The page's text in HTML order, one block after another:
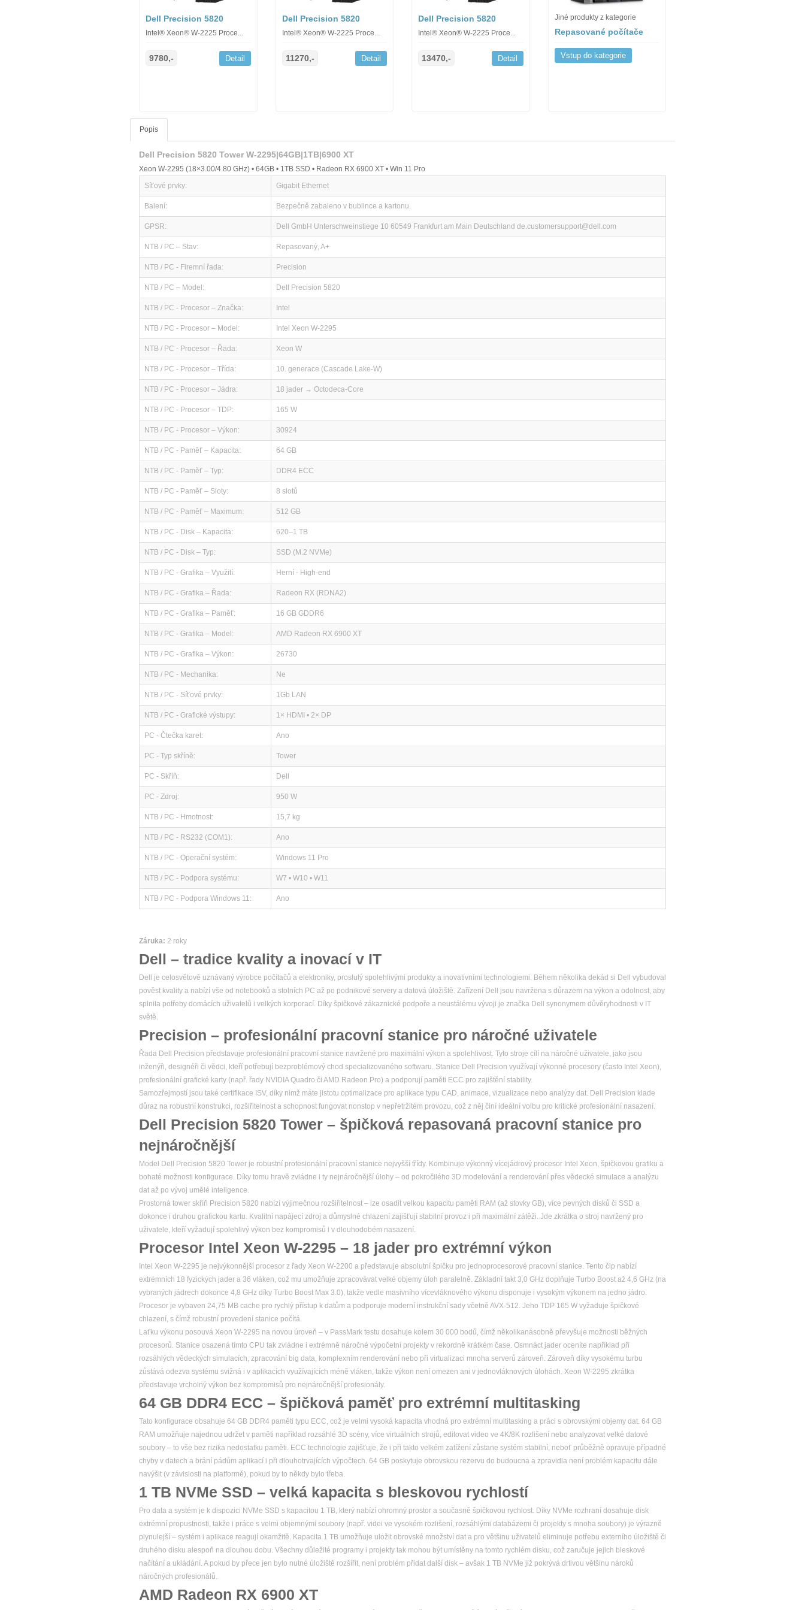
Dell Precision 5820
Intel® Xeon® W-2225 Proce...
9780,- Detail
Dell Precision 5820
Intel® Xeon® W-2225 Proce...
11270,- Detail
Dell Precision 5820
Intel® Xeon® W-2225 Proce...
13470,- Detail
Jiné produkty z kategorie
Repasované počítače
Vstup do kategorie
Popis
Dell Precision 5820 Tower W-2295|64GB|1TB|6900 XT
Xeon W-2295 (18×3.00/4.80 GHz) • 64GB • 1TB SSD • Radeon RX 6900 XT • Win 11 Pro
Síťové prvky:
Gigabit Ethernet
Balení: Bezpečně zabaleno v bublince a kartonu.
GPSR: Dell GmbH Unterschweinstiege 10 60549 Frankfurt am Main Deutschland de.customersupport@dell.com
NTB / PC – Stav: Repasovaný, A+
NTB / PC - Firemní řada: Precision
NTB / PC – Model: Dell Precision 5820
NTB / PC - Procesor – Značka: Intel
NTB / PC - Procesor – Model: Intel Xeon W-2295
NTB / PC - Procesor – Řada: Xeon W
NTB / PC - Procesor – Třída: 10. generace (Cascade Lake-W)
NTB / PC - Procesor – Jádra: 18 jader → Octodeca-Core
NTB / PC - Procesor – TDP: 165 W
NTB / PC - Procesor – Výkon: 30924
NTB / PC - Paměť – Kapacita: 64 GB
NTB / PC - Paměť – Typ: DDR4 ECC
NTB / PC - Paměť – Sloty: 8 slotů
NTB / PC - Paměť – Maximum: 512 GB
NTB / PC - Disk – Kapacita: 620–1 TB
NTB / PC - Disk – Typ: SSD (M.2 NVMe)
NTB / PC - Grafika – Využití: Herní - High-end
NTB / PC - Grafika – Řada: Radeon RX (RDNA2)
NTB / PC - Grafika – Paměť: 16 GB GDDR6
NTB / PC - Grafika – Model: AMD Radeon RX 6900 XT
NTB / PC - Grafika – Výkon: 26730
NTB / PC - Mechanika: Ne
NTB / PC - Síťové prvky: 1Gb LAN
NTB / PC - Grafické výstupy: 1× HDMI • 2× DP
PC - Čtečka karet: Ano
PC - Typ skříně: Tower
PC - Skříň: Dell
PC - Zdroj: 950 W
NTB / PC - Hmotnost: 15,7 kg
NTB / PC - RS232 (COM1): Ano
NTB / PC - Operační systém: Windows 11 Pro
NTB / PC - Podpora systému: W7 • W10 • W11
NTB / PC - Podpora Windows 11: Ano
Záruka: 2 roky
Dell – tradice kvality a inovací v IT
Dell je celosvětově uznávaný výrobce počítačů a elektroniky, proslulý spolehlivými produkty a inovativními technologiemi. Během několika dekád si Dell vybudoval
pověst kvality a nabízí vše od notebooků a stolních PC až po podnikové servery a datová úložiště. Zařízení Dell jsou navržena s důrazem na výkon a odolnost, aby
splnila potřeby domácích uživatelů i velkých korporací. Díky špičkové zákaznické podpoře a neustálému vývoji je značka Dell synonymem důvěryhodnosti v IT
světě.
Precision – profesionální pracovní stanice pro náročné uživatele
Řada Dell Precision představuje profesionální pracovní stanice navržené pro maximální výkon a spolehlivost. Tyto stroje cílí na náročné uživatele, jako jsou
inženýři, designéři či vědci, kteří potřebují bezproblémový chod specializovaného softwaru. Stanice Dell Precision využívají výkonné procesory (často Intel Xeon),
profesionální grafické karty (např. řady NVIDIA Quadro či AMD Radeon Pro) a podporují paměti ECC pro zajištění stability.
Samozřejmostí jsou také certifikace ISV, díky nimž máte jistotu optimalizace pro aplikace typu CAD, animace, vizualizace nebo analýzy dat. Dell Precision klade
důraz na robustní konstrukci, rozšiřitelnost a schopnost fungovat nonstop v nepřetržitém provozu, což z něj činí ideální volbu pro kritické profesionální nasazení.
Dell Precision 5820 Tower – špičková repasovaná pracovní stanice pro
nejnáročnější
Model Dell Precision 5820 Tower je robustní profesionální pracovní stanice nejvyšší třídy. Kombinuje výkonný vícejádrový procesor Intel Xeon, špičkovou grafiku a
bohaté možnosti konfigurace. Díky tomu hravě zvládne i ty nejnáročnější úlohy – od pokročilého 3D modelování a renderování přes vědecké simulace a analýzu
dat až po vývoj umělé inteligence.
Prostorná tower skříň Precision 5820 nabízí výjimečnou rozšiřitelnost – lze osadit velkou kapacitu paměti RAM (až stovky GB), více pevných disků či SSD a
dokonce i druhou grafickou kartu. Kvalitní napájecí zdroj a důmyslné chlazení zajišťují stabilní provoz i při maximální zátěži. Jde zkrátka o stroj navržený pro
uživatele, kteří vyžadují spolehlivý výkon bez kompromisů i v dlouhodobém nasazení.
Procesor Intel Xeon W-2295 – 18 jader pro extrémní výkon
Intel Xeon W-2295 je nejvýkonnější procesor z řady Xeon W-2200 a představuje absolutní špičku pro jednoprocesorové pracovní stanice. Tento čip nabízí
extrémních 18 fyzických jader a 36 vláken, což mu umožňuje zpracovávat velké objemy úloh paralelně. Základní takt 3,0 GHz doplňuje Turbo Boost až 4,6 GHz (na
vybraných jádrech dokonce 4,8 GHz díky Turbo Boost Max 3.0), takže vedle masivního vícevláknového výkonu disponuje i vysokým výkonem na jedno jádro.
Procesor je vybaven 24,75 MB cache pro rychlý přístup k datům a podporuje moderní instrukční sady včetně AVX-512. Jeho TDP 165 W vyžaduje špičkové
chlazení, s čímž robustní provedení stanice počítá.
Laťku výkonu posouvá Xeon W-2295 na novou úroveň – v PassMark testu dosahuje kolem 30 000 bodů, čímž několikanásobně převyšuje možnosti běžných
procesorů. Stanice osazená tímto CPU tak zvládne i extrémně náročné výpočetní projekty v rekordně krátkém čase. Osmnáct jader oceníte například při
rozsáhlých vědeckých simulacích, zpracování big data, komplexním renderování nebo při virtualizaci mnoha serverů zároveň. Zároveň díky vysokému turbu
zůstává odezva systému svižná i v aplikacích využívajících méně vláken, takže výkon není omezen ani v jednovláknových úlohách. Xeon W-2295 zkrátka
představuje vrcholný výkon bez kompromisů pro nejnáročnější profesionály.
64 GB DDR4 ECC – špičková paměť pro extrémní multitasking
Tato konfigurace obsahuje 64 GB DDR4 paměti typu ECC, což je velmi vysoká kapacita vhodná pro extrémní multitasking a práci s obrovskými objemy dat. 64 GB
RAM umožňuje najednou udržet v paměti například rozsáhlé 3D scény, více virtuálních strojů, editovat video ve 4K/8K rozlišení nebo analyzovat velké datové
soubory – to vše bez rizika nedostatku paměti. ECC technologie zajišťuje, že i při takto velkém zatížení zůstane systém stabilní, neboť průběžně opravuje případné
chyby v datech a brání pádům aplikací i při dlouhotrvajících výpočtech. 64 GB poskytuje obrovskou rezervu do budoucna a zpravidla není problém kapacitu dále
navýšit (v závislosti na platformě), pokud by to někdy bylo třeba.
1 TB NVMe SSD – velká kapacita s bleskovou rychlostí
Pro data a systém je k dispozici NVMe SSD s kapacitou 1 TB, který nabízí ohromný prostor a současně špičkovou rychlost. Díky NVMe rozhraní dosahuje disk
extrémní propustnosti, takže i práce s velmi objemnými soubory (např. videi ve vysokém rozlišení, rozsáhlými databázemi či projekty s mnoha soubory) je výrazně
plynulejší – systém i aplikace reagují okamžitě. Kapacita 1 TB umožňuje uložit obrovské množství dat a pro většinu uživatelů eliminuje potřebu externího úložiště či
druhého disku alespoň na dlouhou dobu. Všechny důležité programy i projekty tak mohou být umístěny na tomto rychlém disku, což zaručuje jejich bleskové
načítání a ukládání. A pokud by přece jen bylo nutné úložiště rozšířit, není problém přidat další disk – avšak 1 TB NVMe již pokrývá drtivou většinu nároků
náročných profesionálů.
AMD Radeon RX 6900 XT